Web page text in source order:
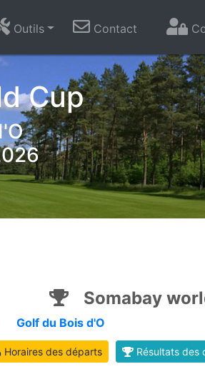
Outils Contact
Cup
Somabay
Golf du Bois d'O
Horaires des départs Résultats des